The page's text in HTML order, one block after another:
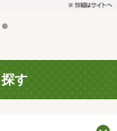
す